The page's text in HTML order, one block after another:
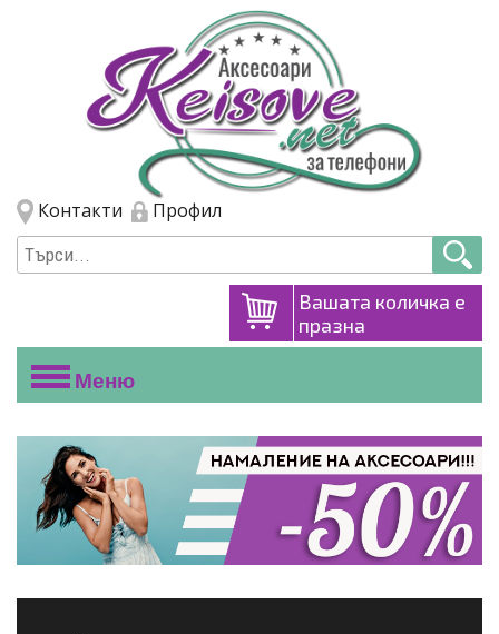
Премини към основното съдържание
Контакти Профил
Вашата количка е
празна
Меню